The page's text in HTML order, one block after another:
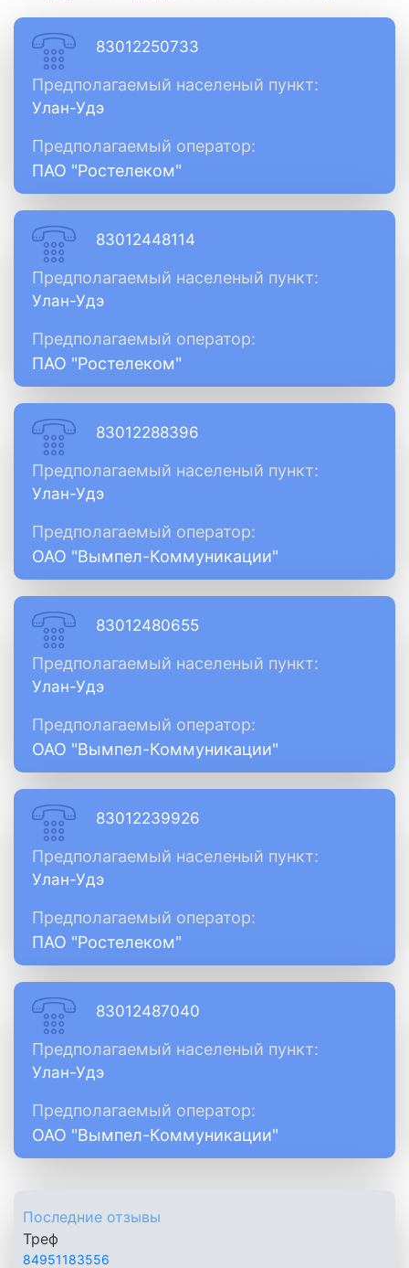
83012250733
Предполагаемый населеный пункт:
Улан-Удэ
Предполагаемый оператор:
ПАО "Ростелеком"
83012448114
Предполагаемый населеный пункт:
Улан-Удэ
Предполагаемый оператор:
ПАО "Ростелеком"
83012288396
Предполагаемый населеный пункт:
Улан-Удэ
Предполагаемый оператор:
ОАО "Вымпел-Коммуникации"
83012480655
Предполагаемый населеный пункт:
Улан-Удэ
Предполагаемый оператор:
ОАО "Вымпел-Коммуникации"
83012239926
Предполагаемый населеный пункт:
Улан-Удэ
Предполагаемый оператор:
ПАО "Ростелеком"
83012487040
Предполагаемый населеный пункт:
Улан-Удэ
Предполагаемый оператор:
ОАО "Вымпел-Коммуникации"
Последние отзывы
Треф
84951183556